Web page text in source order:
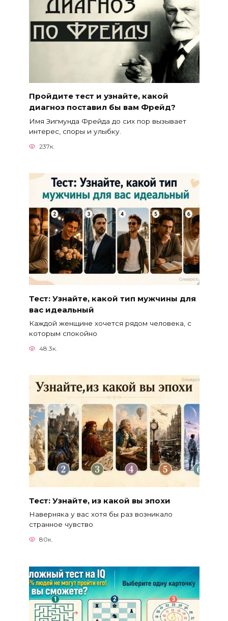
Пройдите тест и узнайте, какой
диагноз поставил бы вам Фрейд?
Имя Зигмунда Фрейда до сих пор вызывает
интерес, споры и улыбку.
237к.
Тест: Узнайте, какой тип мужчины для
вас идеальный
Каждой женщине хочется рядом человека, с
которым спокойно
48.3к.
Тест: Узнайте, из какой вы эпохи
Наверняка у вас хотя бы раз возникало
странное чувство
80к.